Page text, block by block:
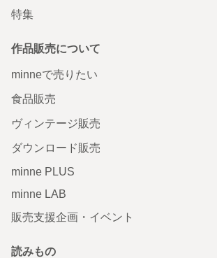
特集
作品販売について
minneで売りたい
食品販売
ヴィンテージ販売
ダウンロード販売
minne PLUS
minne LAB
販売支援企画・イベント
読みもの